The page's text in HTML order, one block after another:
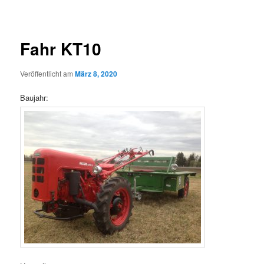
Fahr KT10
Veröffentlicht amMärz 8, 2020
Baujahr: